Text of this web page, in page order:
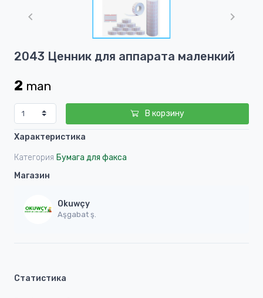
1
1
2043 Ценник для аппарата маленкий
2 man
В корзину
Характеристика
Категория Бумага для факса
Магазин
Okuwçy
Aşgabat ş.
Статистика